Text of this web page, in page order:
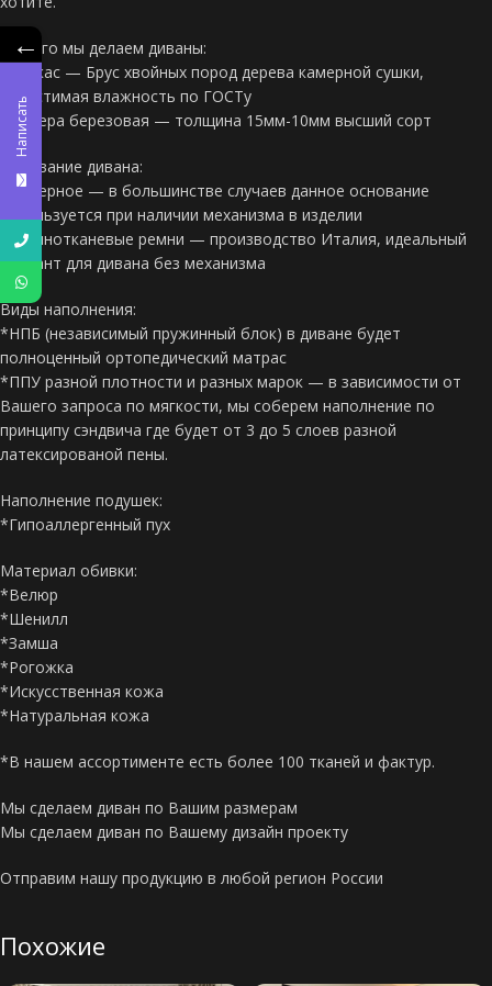
Из чего мы делаем диваны:
*Каркас — Брус хвойных пород дерева камерной сушки,
допустимая влажность по ГОСТу
*Фанера березовая — толщина 15мм-10мм высший сорт
Основание дивана:
*Фанерное — в большинстве случаев данное основание
используется при наличии механизма в изделии
*Резинотканевые ремни — производство Италия, идеальный
вариант для дивана без механизма
Виды наполнения:
*НПБ (независимый пружинный блок) в диване будет
полноценный ортопедический матрас
*ППУ разной плотности и разных марок — в зависимости от
Вашего запроса по мягкости, мы соберем наполнение по
принципу сэндвича где будет от 3 до 5 слоев разной
латексированой пены.
Наполнение подушек:
*Гипоаллергенный пух
Материал обивки:
*Велюр
*Шенилл
*Замша
*Рогожка
*Искусственная кожа
*Натуральная кожа
*В нашем ассортименте есть более 100 тканей и фактур.
Мы сделаем диван по Вашим размерам
Мы сделаем диван по Вашему дизайн проекту
Отправим нашу продукцию в любой регион России
Похожие
←
Написать